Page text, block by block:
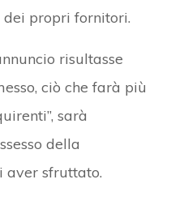
propri fornitori.
risultasse
ciò che farà più
sarà
della
aver sfruttato.